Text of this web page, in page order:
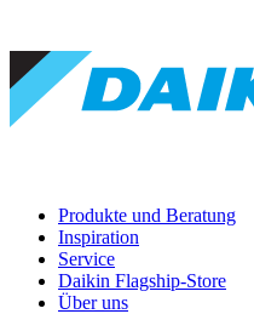
Produkte und Beratung
Inspiration
Service
Daikin Flagship-Store
Über uns